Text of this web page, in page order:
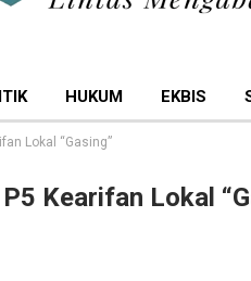
HUKUM EKBIS
Lokal “Gasing”
Kearifan Lokal